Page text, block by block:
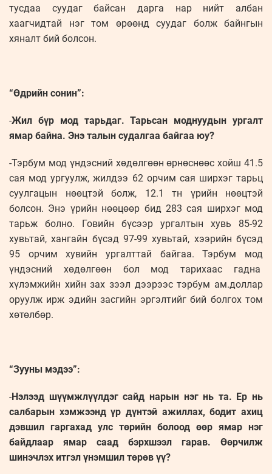
тусдаа суудаг байсан дарга нар нийт албан
хаагчидтай нэг том өрөөнд суудаг болж байнгын
хяналт бий болсон.
“Өдрийн сонин”:
-Жил бүр мод тарьдаг. Тарьсан моднуудын ургалт
ямар байна. Энэ талын судалгаа байгаа юу?
-Тэрбум мод үндэсний хөдөлгөөн өрнөснөөс хойш 41.5
сая мод ургуулж, жилдээ 62 орчим сая ширхэг тарьц
суулгацын нөөцтэй болж, 12.1 тн үрийн нөөцтэй
болсон. Энэ үрийн нөөцөөр бид 283 сая ширхэг мод
тарьж болно. Говийн бүсээр ургалтын хувь 85-92
хувьтай, хангайн бүсэд 97-99 хувьтай, хээрийн бүсэд
95 орчим хувийн ургалттай байгаа. Тэрбум мод
үндэсний хөдөлгөөн бол мод тарихаас гадна
хүлэмжийн хийн зах зээл дээрээс тэрбум ам.доллар
оруулж ирж эдийн засгийн эргэлтийг бий болгох том
хөтөлбөр.
“Зууны мэдээ”:
-Нэлээд шүүмжлүүлдэг сайд нарын нэг нь та. Ер нь
салбарын хэмжээнд үр дүнтэй ажиллах, бодит ахиц
дэвшил гаргахад улс төрийн болоод өөр ямар нэг
байдлаар ямар саад бэрхшээл гарав. Өөрчилж
шинэчлэх итгэл үнэмшил төрөв үү?